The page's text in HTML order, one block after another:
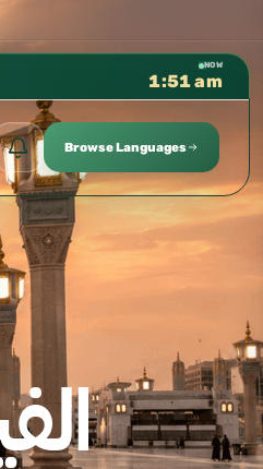
NOW
1:51 am
Browse Languages